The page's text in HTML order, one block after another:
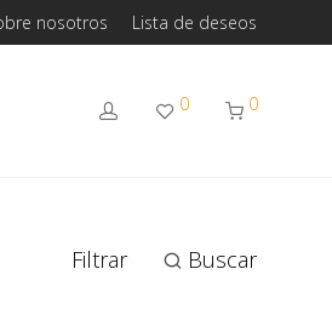
nosotros Lista de deseos
0 0
Filtrar Buscar